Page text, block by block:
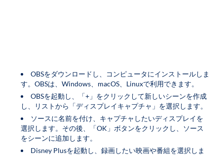
OBSをダウンロードし、コンピュータにインストールしま
す。OBSは、Windows、macOS、Linuxで利用できます。
OBSを起動し、「+」をクリックして新しいシーンを作成
し、リストから「ディスプレイキャプチャ」を選択します。
ソースに名前を付け、キャプチャしたいディスプレイを
選択します。その後、「OK」ボタンをクリックし、ソース
をシーンに追加します。
Disney Plusを起動し、録画したい映画や番組を選択しま